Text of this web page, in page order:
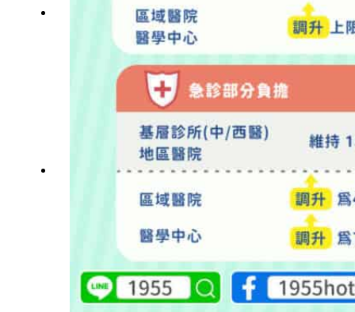
最新消息
營造業移工重點新聞
旅宿業專題報導
外籍移工文章專區
傳統產業文章專區
外籍看護文章專區
懶人包｜廢棄物處理與回收業
資源回收業移工
製造業移工
白領專業移工
農業移工